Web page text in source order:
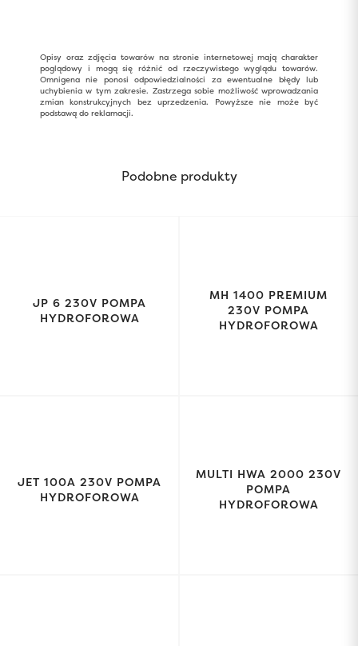
Opisy oraz zdjęcia towarów na stronie internetowej mają charakter
poglądowy i mogą się różnić od rzeczywistego wyglądu towarów.
Omnigena nie ponosi odpowiedzialności za ewentualne błędy lub
uchybienia w tym zakresie. Zastrzega sobie możliwość wprowadzania
zmian konstrukcyjnych bez uprzedzenia. Powyższe nie może być
podstawą do reklamacji.
Podobne produkty
JP 6 230V POMPA
HYDROFOROWA
MH 1400 PREMIUM
230V POMPA
HYDROFOROWA
JET 100A 230V POMPA
HYDROFOROWA
MULTI HWA 2000 230V
POMPA
HYDROFOROWA